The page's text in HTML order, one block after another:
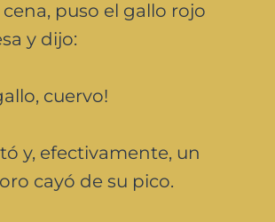
puso el gallo rojo
y dijo:
cuervo!
y, efectivamente, un
cayó de su pico.